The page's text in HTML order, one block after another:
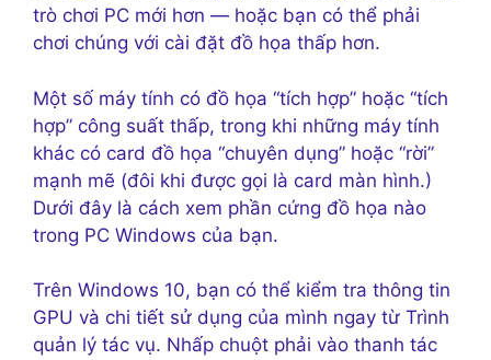
trò chơi PC mới hơn — hoặc bạn có thể phải
chơi chúng với cài đặt đồ họa thấp hơn.
Một số máy tính có đồ họa “tích hợp” hoặc “tích
hợp” công suất thấp, trong khi những máy tính
khác có card đồ họa “chuyên dụng” hoặc “rời”
mạnh mẽ (đôi khi được gọi là card màn hình.)
Dưới đây là cách xem phần cứng đồ họa nào
trong PC Windows của bạn.
Trên Windows 10, bạn có thể kiểm tra thông tin
GPU và chi tiết sử dụng của mình ngay từ Trình
quản lý tác vụ. Nhấp chuột phải vào thanh tác